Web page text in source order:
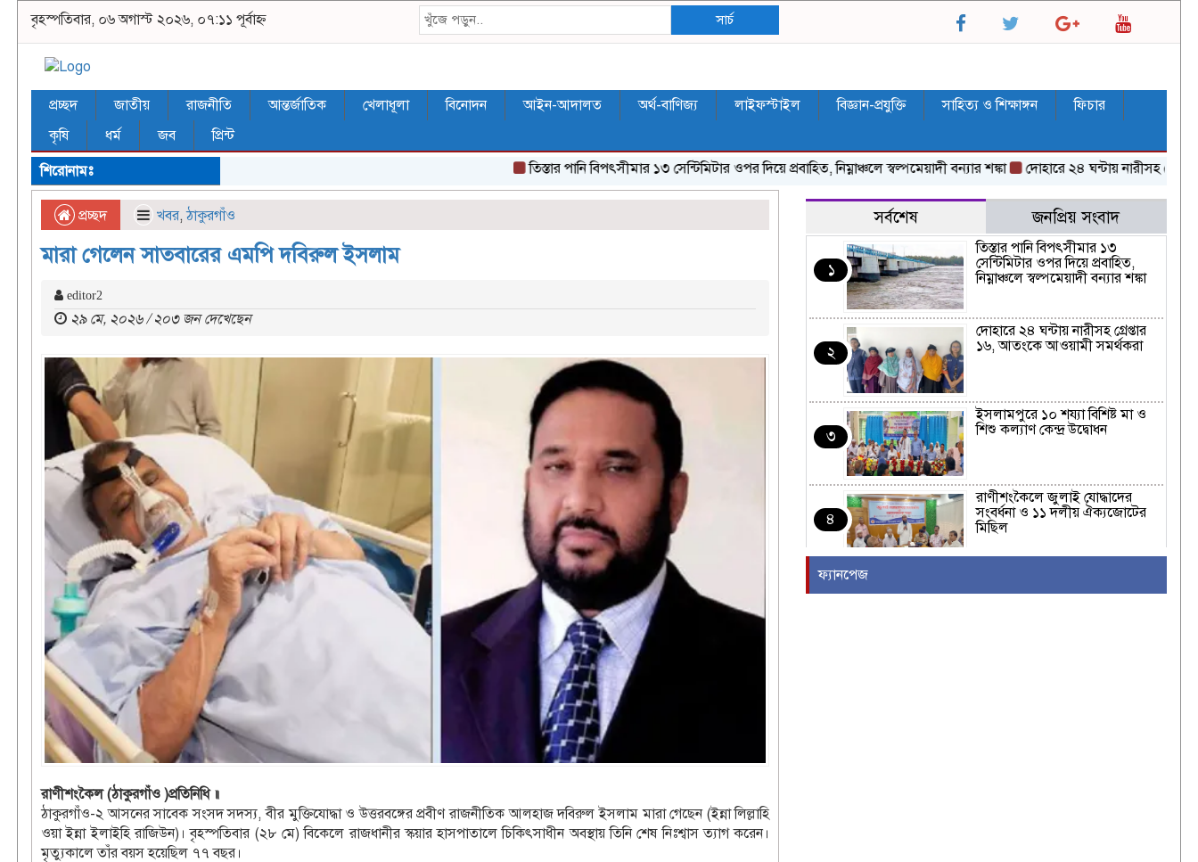
বৃহস্পতিবার, ০৬ অগাস্ট ২০২৬, ০৭:১১ পূর্বাহ্ন সার্চ
প্রচ্ছদ জাতীয় রাজনীতি আন্তর্জাতিক খেলাধূলা বিনোদন আইন-আদালত অর্থ-বাণিজ্য লাইফস্টাইল বিজ্ঞান-প্রযুক্তি সাহিত্য ও শিক্ষাঙ্গন
ফিচার
কৃষি
ধর্ম জব
প্রিন্ট
শিরোনামঃ
‎তিস্তার পানি বিপৎসীমার ১৩ সেন্টিমিটার ওপর দিয়ে প্রবাহিত, নিম্নাঞ্চলে স্বল্পমেয়াদী বন্যার শঙ্কা দোহারে ২৪ ঘন্টায় নারীসহ গ্রেপ্তার
প্রচ্ছদ খবর,ঠাকুরগাঁও
মারা গেলেন সাতবারের এমপি দবিরুল ইসলাম
editor2
২৯ মে, ২০২৬ / ২০৩ জন দেখেছেন
রাণীশংকৈল (ঠাকুরগাঁও )প্রতিনিধি ॥
ঠাকুরগাঁও-২ আসনের সাবেক সংসদ সদস্য, বীর মুক্তিযোদ্ধা ও উত্তরবঙ্গের প্রবীণ রাজনীতিক আলহাজ দবিরুল ইসলাম মারা গেছেন (ইন্না লিল্লাহি
ওয়া ইন্না ইলাইহি রাজিউন)। বৃহস্পতিবার (২৮ মে) বিকেলে রাজধানীর স্কয়ার হাসপাতালে চিকিৎসাধীন অবস্থায় তিনি শেষ নিঃশ্বাস ত্যাগ করেন।
মৃত্যুকালে তাঁর বয়স হয়েছিল ৭৭ বছর।
সর্বশেষ জনপ্রিয় সংবাদ
১
‎তিস্তার পানি বিপৎসীমার ১৩
সেন্টিমিটার ওপর দিয়ে প্রবাহিত,
নিম্নাঞ্চলে স্বল্পমেয়াদী বন্যার শঙ্কা
২
দোহারে ২৪ ঘন্টায় নারীসহ গ্রেপ্তার
১৬, আতংকে আওয়ামী সমর্থকরা
৩
ইসলামপুরে ১০ শয্যা বিশিষ্ট মা ও
শিশু কল্যাণ কেন্দ্র উদ্বোধন
৪
রাণীশংকৈলে জুলাই যোদ্ধাদের
সংবর্ধনা ও ১১ দলীয় ঐক্যজোটের
মিছিল
ফ্যানপেজ